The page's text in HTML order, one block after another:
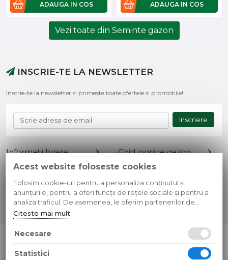
ADAUGA IN COS ADAUGA IN COS
Vezi toate din Seminte gazon
INSCRIE-TE LA NEWSLETTER
Inscrie-te la newsletter si primeste toate ofertele si promotiile!
Inscriere
Informatii livrare
Termeni si conditii
Cont client
Contact
Ghid ingrijire gazon
Retur produse
Metode de plata
Confidentialitate
Acest website foloseste cookies
Folosim cookie-uri pentru a personaliza conținutul și
anunțurile, pentru a oferi funcții de rețele sociale și pentru a
analiza traficul. De asemenea, le oferim partenerilor de
rețele sociale, de publicitate și de analize informații cu privire
la modul în care folosiți site-ul nostru. Aceștia le pot combina
cu alte informații oferite de dvs. sau culese în urma folosirii
Citeste mai mult
Necesare
Statistici